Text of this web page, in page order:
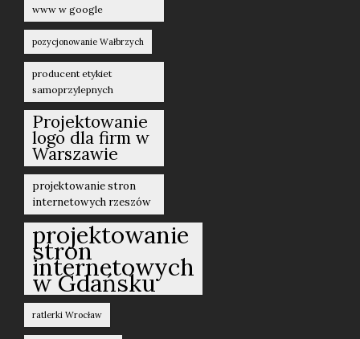
www w google
pozycjonowanie Wałbrzych
producent etykiet
samoprzylepnych
Projektowanie
logo dla firm w
Warszawie
projektowanie stron
internetowych rzeszów
projektowanie
stron
internetowych
w Gdańsku
ratlerki Wrocław